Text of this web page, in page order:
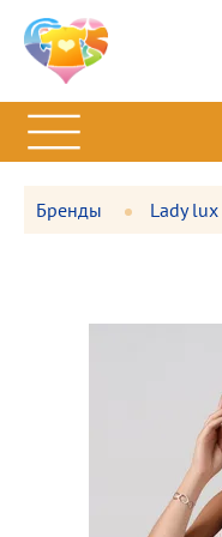
Бренды Lady lux